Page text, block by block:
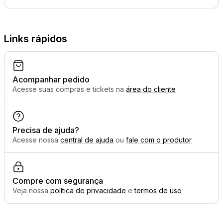
Links rápidos
Acompanhar pedido
Acesse suas compras e tickets na área do cliente
Precisa de ajuda?
Acesse nossa central de ajuda ou fale com o produtor
Compre com segurança
Veja nossa política de privacidade etermos de uso